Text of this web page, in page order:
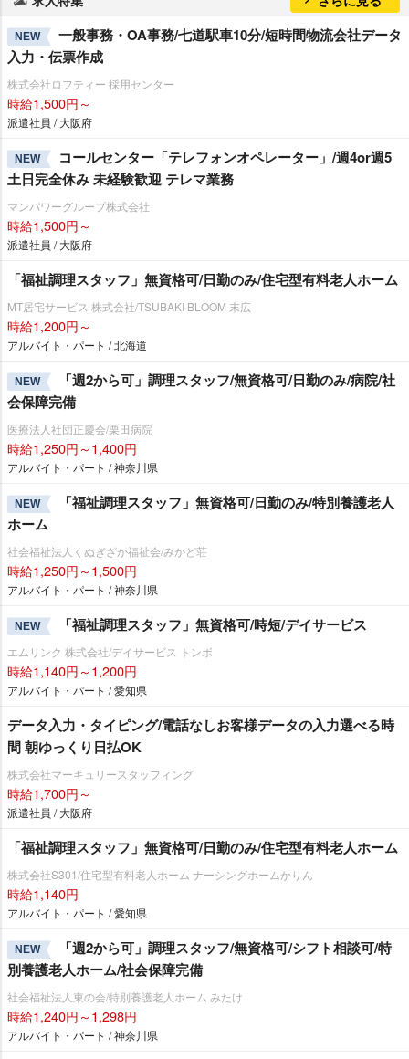
NEW
一般事務・OA事務/七道駅車10分/短時間物流会社データ
入力・伝票作成
株式会社ロフティー 採用センター
時給1,500円～
派遣社員 / 大阪府
NEW
コールセンター「テレフォンオペレーター」/週4or週5
土日完全休み 未経験歓迎 テレマ業務
マンパワーグループ株式会社
時給1,500円～
派遣社員 / 大阪府
「福祉調理スタッフ」無資格可/日勤のみ/住宅型有料老人ホーム
MT居宅サービス 株式会社/TSUBAKI BLOOM 末広
時給1,200円～
アルバイト・パート / 北海道
NEW
「週2から可」調理スタッフ/無資格可/日勤のみ/病院/社
会保障完備
医療法人社団正慶会/栗田病院
時給1,250円～1,400円
アルバイト・パート / 神奈川県
NEW
「福祉調理スタッフ」無資格可/日勤のみ/特別養護老人
ホーム
社会福祉法人くぬぎざか福祉会/みかど荘
時給1,250円～1,500円
アルバイト・パート / 神奈川県
NEW 「福祉調理スタッフ」無資格可/時短/デイサービス
エムリンク 株式会社/デイサービス トンボ
時給1,140円～1,200円
アルバイト・パート / 愛知県
データ入力・タイピング/電話なしお客様データの入力選べる時
間 朝ゆっくり日払OK
株式会社マーキュリースタッフィング
時給1,700円～
派遣社員 / 大阪府
「福祉調理スタッフ」無資格可/日勤のみ/住宅型有料老人ホーム
株式会社S301/住宅型有料老人ホーム ナーシングホームかりん
時給1,140円
アルバイト・パート / 愛知県
NEW
「週2から可」調理スタッフ/無資格可/シフト相談可/特
別養護老人ホーム/社会保障完備
社会福祉法人東の会/特別養護老人ホーム みたけ
時給1,240円～1,298円
アルバイト・パート / 神奈川県